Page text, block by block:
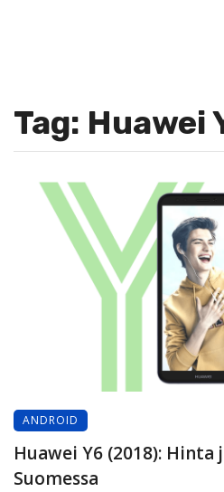
Tag: Huawei
ANDROID
Huawei Y6 (2018): Hinta
Suomessa